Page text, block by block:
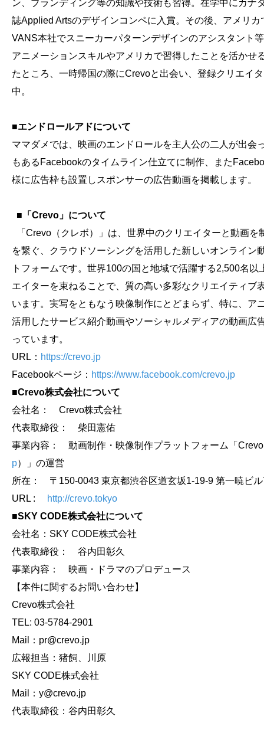
ン、ブランディング等の知識や技術も習得。在学中にカナ
誌Applied Artsのデザインコンペに入賞。その後、アメリカ
VANS本社でスニーカーパターンデザインのアシスタント
アニメーションスキルやアメリカで習得したことを活かせ
たところ、一時帰国の際にCrevoと出会い、登録クリエイ
中。
■エンドロールアドについて
ママダメでは、映画のエンドロールを主人公の二人が出会
もあるFacebookのタイムライン仕立てに制作、また
様に広告枠も設置しスポンサーの広告動画を掲載します。
■ 「Crevo」について
「Crevo（クレボ）」は、世界中のクリエイターと動画を
を繋ぐ、クラウドソーシングを活用した新しいオンライン
トフォームです。世界100の国と地域で活躍する2,500名以
エイターを束ねることで、質の高い多彩なクリエイティブ
います。実写をともなう映像制作にとどまらず、特に、ア
活用したサービス紹介動画やソーシャルメディアの動画広
っています。
URL： https://crevo.jp
Facebookページ： https://www.facebook.com/crevo.jp
■Crevo株式会社について
会社名： Crevo株式会社
代表取締役： 柴田憲佑
事業内容： 動画制作・映像制作プラットフォーム「
p）」の運営
所在： 〒150-0043 東京都渋谷区道玄坂1-19-9 第一暁ビ
URL :
http://crevo.tokyo
■SKY CODE株式会社について
会社名：SKY CODE株式会社
代表取締役： 谷内田彰久
事業内容： 映画・ドラマのプロデュース
【本件に関するお問い合わせ】
Crevo株式会社
​TEL: 03-5784-2901
Mail：pr@crevo.jp
広報担当：猪飼、川原
SKY CODE株式会社
Mail：y@crevo.jp
代表取締役：谷内田彰久